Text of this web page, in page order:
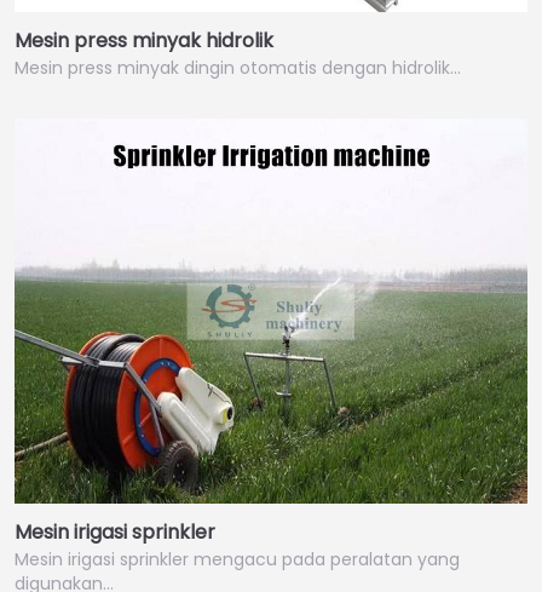
Mesin press minyak hidrolik
Mesin press minyak dingin otomatis dengan hidrolik…
Mesin irigasi sprinkler
Mesin irigasi sprinkler mengacu pada peralatan yang
digunakan…